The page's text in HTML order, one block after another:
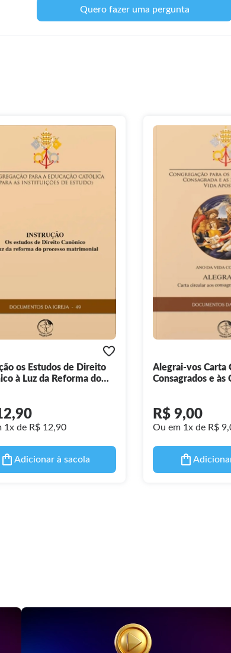
Quero fazer uma pergunta
os Estudos de Direito
à Luz da Reforma do
1x de R$ 12,90
Adicionar à sacola
Alegrai-vos Carta
Consagrados e às
R$ 9,00
Ou em 1x de R$